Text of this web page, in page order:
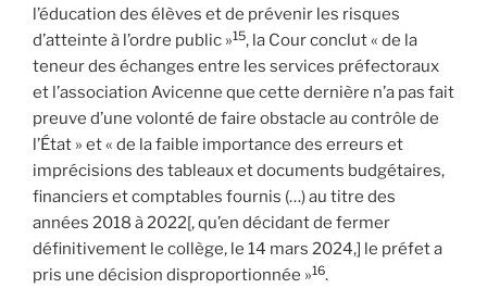
l’éducation des élèves et de prévenir les risques
d’atteinte à l’ordre public »15, la Cour conclut « de la
teneur des échanges entre les services préfectoraux
et l’association Avicenne que cette dernière n’a pas fait
preuve d’une volonté de faire obstacle au contrôle de
l’État » et « de la faible importance des erreurs et
imprécisions des tableaux et documents budgétaires,
financiers et comptables fournis (…) au titre des
années 2018 à 2022[, qu’en décidant de fermer
définitivement le collège, le 14 mars 2024,] le préfet a
pris une décision disproportionnée »16.